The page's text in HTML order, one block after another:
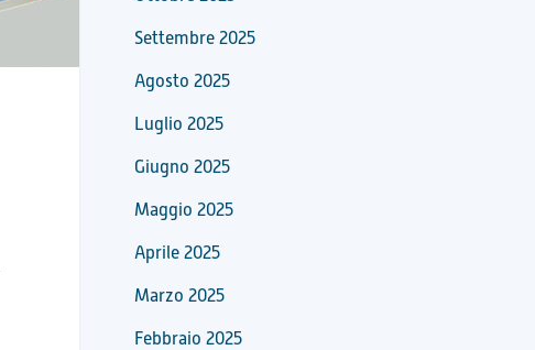
Settembre 2025
Agosto 2025
Luglio 2025
Giugno 2025
Maggio 2025
Aprile 2025
Marzo 2025
Febbraio 2025